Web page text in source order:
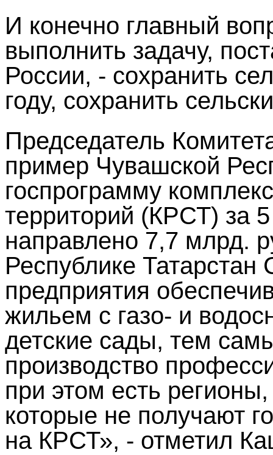
И конечно главный
выполнить задачу,
России, - сохранить
году, сохранить
Председатель
пример Чувашской
госпрограмму
территорий (КРСТ) за
направлено 7,7 млрд.
Республике Татарстан
предприятия
жильем с газо- и
детские сады, тем
производство
при этом есть
которые не получают
на КРСТ», - отметил